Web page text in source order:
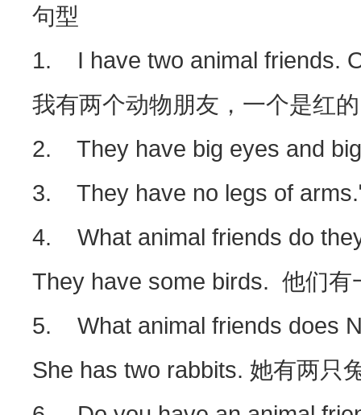
句型
1. I have two animal friends.
我有两个动物朋友，一个是红
2. They have big eyes and
3. They have no legs of
4. What animal friends do
They have some birds. 他们有
5. What animal friends does
She has two rabbits. 她有两只